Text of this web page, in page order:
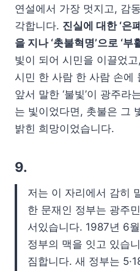
연설에서 가장 멋지고, 감
각합니다. 진실에 대한 ‘은
을 지나 ‘촛불혁명’으로 ‘부
빛이 되어 시민을 이끌었
시민 한 사람 한 사람 손에
앞서 말한 ‘불빛’이 광주라
는 빛이었다면, 촛불은 그
밝힌 희망이었습니다.
9.
저는 이 자리에서 감히
한 문재인 정부는 광주
서있습니다. 1987년 6
정부의 맥을 잇고 있습
짐합니다. 새 정부는